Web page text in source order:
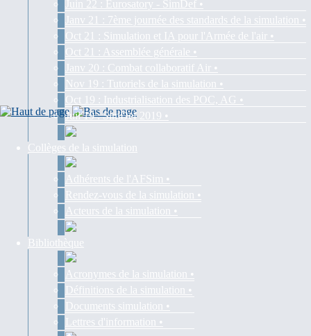
Juin 22 : Eurosatory - SimDef •
Janv 21 : 7ème journée des standards de la simulation •
Oct 21 : Simulation et IA pour l'Armée de l'air •
Oct 21 : Assemblée générale •
Janv 20 : Combat collaboratif Air •
Nov 19 : Tutoriels de la simulation •
Oct 19 : Industrialisation des POC, AG •
Juil 19 : SimDef 2019 •
Collèges de la simulation
Adhérents de l'AFSim •
Rendez-vous de la simulation •
Acteurs de la simulation •
Bibliothèque
Acronymes de la simulation •
Définitions de la simulation •
Documents simulation •
Lettres d'information •